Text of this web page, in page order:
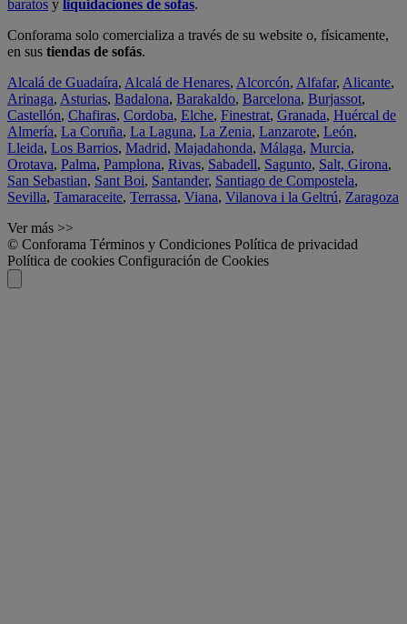
baratos y liquidaciones de sofas.
Conforama solo comercializa a través de su website o, físicamente,
en sus tiendas de sofás.
Alcalá de Guadaíra, Alcalá de Henares, Alcorcón, Alfafar, Alicante,
Arinaga, Asturias, Badalona, Barakaldo, Barcelona, Burjassot,
Castellón, Chafiras, Cordoba, Elche, Finestrat, Granada, Huércal de
Almería, La Coruña, La Laguna, La Zenia, Lanzarote, León,
Lleida, Los Barrios, Madrid, Majadahonda, Málaga, Murcia,
Orotava, Palma, Pamplona, Rivas, Sabadell, Sagunto, Salt, Girona,
San Sebastian, Sant Boi, Santander, Santiago de Compostela,
Sevilla, Tamaraceite, Terrassa, Viana, Vilanova i la Geltrú, Zaragoza
Ver más >>
© Conforama Términos y Condiciones Política de privacidad
Política de cookies Configuración de Cookies